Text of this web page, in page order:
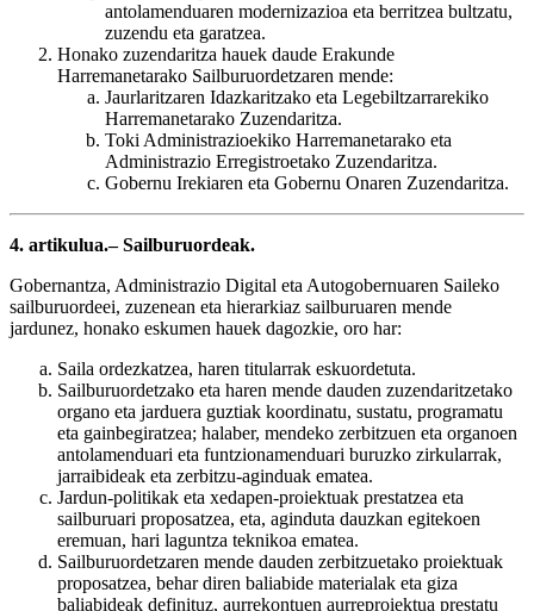
antolamenduaren modernizazioa eta berritzea bultzatu,
zuzendu eta garatzea.
Honako zuzendaritza hauek daude Erakunde
Harremanetarako Sailburuordetzaren mende:
Jaurlaritzaren Idazkaritzako eta Legebiltzarrarekiko
Harremanetarako Zuzendaritza.
Toki Administrazioekiko Harremanetarako eta
Administrazio Erregistroetako Zuzendaritza.
Gobernu Irekiaren eta Gobernu Onaren Zuzendaritza.
4. artikulua.– Sailburuordeak.
Gobernantza, Administrazio Digital eta Autogobernuaren Saileko
sailburuordeei, zuzenean eta hierarkiaz sailburuaren mende
jardunez, honako eskumen hauek dagozkie, oro har:
Saila ordezkatzea, haren titularrak eskuordetuta.
Sailburuordetzako eta haren mende dauden zuzendaritzetako
organo eta jarduera guztiak koordinatu, sustatu, programatu
eta gainbegiratzea; halaber, mendeko zerbitzuen eta organoen
antolamenduari eta funtzionamenduari buruzko zirkularrak,
jarraibideak eta zerbitzu-aginduak ematea.
Jardun-politikak eta xedapen-proiektuak prestatzea eta
sailburuari proposatzea, eta, aginduta dauzkan egitekoen
eremuan, hari laguntza teknikoa ematea.
Sailburuordetzaren mende dauden zerbitzuetako proiektuak
proposatzea, behar diren baliabide materialak eta giza
baliabideak definituz, aurrekontuen aurreproiektua prestatu